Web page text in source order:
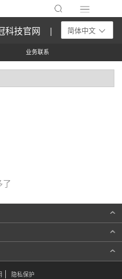
科技官网 | 简体中文
业务联系
了
隐私保护